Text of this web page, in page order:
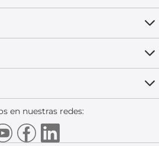
en nuestras redes: